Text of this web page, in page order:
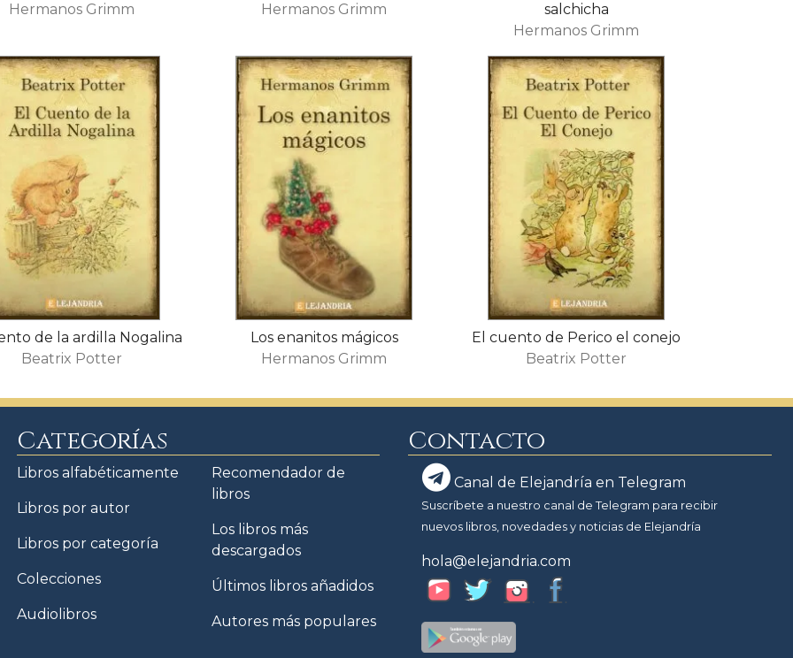
Hermanos Grimm
Hermanos Grimm
salchicha
Hermanos Grimm
de la ardilla Nogalina
Beatrix Potter
Los enanitos mágicos
Hermanos Grimm
El cuento de Perico el conejo
Beatrix Potter
Categorías
Libros alfabéticamente
Libros por autor
Libros por categoría
Colecciones
Audiolibros
Recomendador de
libros
Los libros más
descargados
Últimos libros añadidos
Autores más populares
Contacto
Canal de Elejandría en Telegram
Suscríbete a nuestro canal de Telegram para recibir
nuevos libros, novedades y noticias de Elejandría
hola@elejandria.com